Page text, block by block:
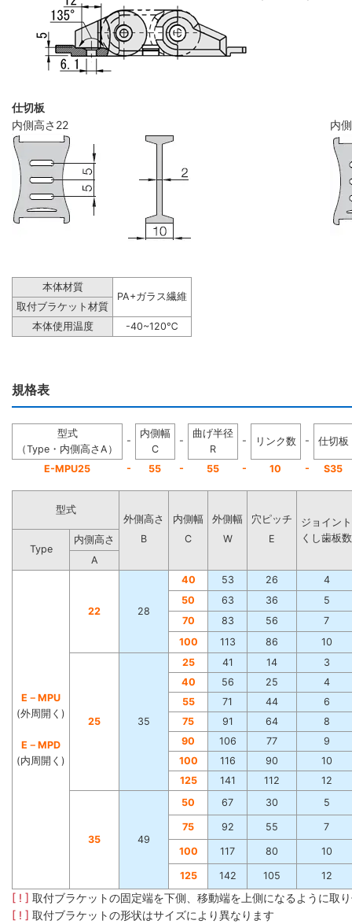
仕切板
内側高さ22
内
本体材質
PA+ガラス繊維
取付ブラケット材質
本体使用温度
-40~120℃
規格表
型式
（Type・内側高さA）
-
内側幅
C
-
曲げ半径
R
- リンク数 - 仕切板
E-MPU25 - 55 - 55 - 10 - S35
型式
ジョイント
くし歯板数
外側高さ 内側幅 外側幅 穴ピッチ
Type
内側高さ B C W
E
A
E－MPU
(外周開く)
E－MPD
(内周開く)
22 28
40 53 26
4
50
63 36
5
70
83 56
7
100
113 86 10
25 35
25 41 14
3
40
56 25
4
55
71 44
6
75
91 64
8
90
106 77
9
100
116 90
10
125
141 112 12
35 49
50 67 30 5
75 92 55 7
100 117 80 10
125 142 105 12
[ ! ] 取付ブラケットの固定端を下側、移動端を上側になるように取
[ ! ] 取付ブラケットの形状はサイズにより異なります